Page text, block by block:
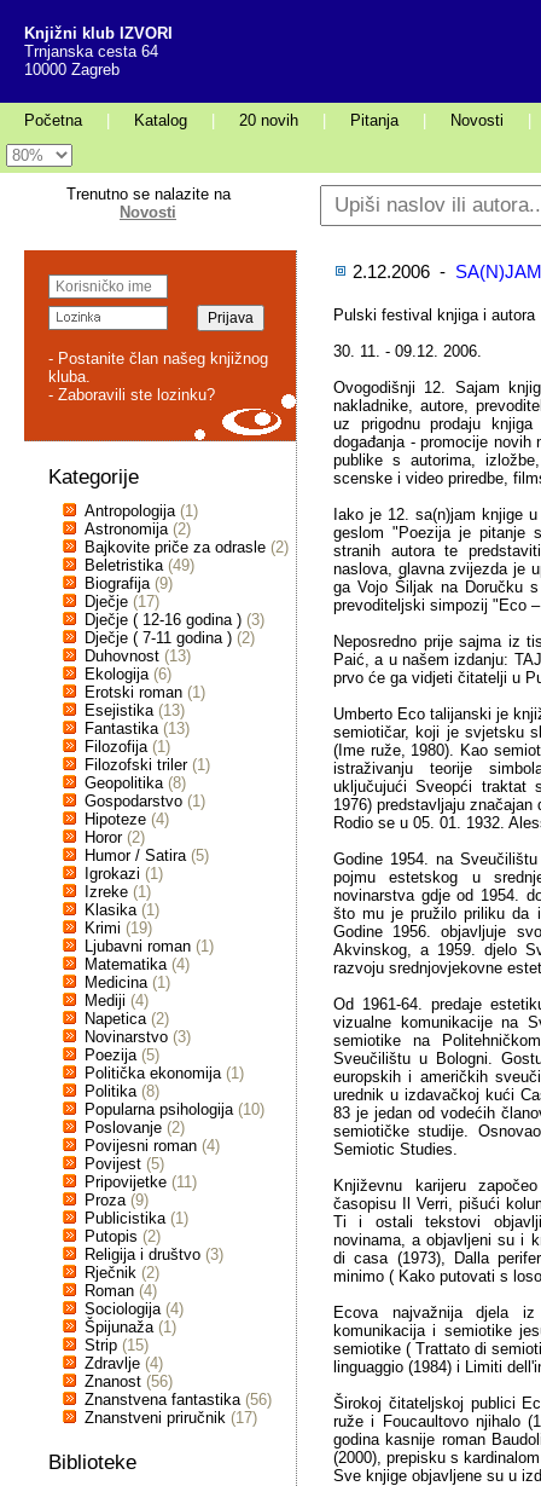
Knjižni klub IZVORI
Trnjanska cesta 64
10000 Zagreb
Početna Katalog 20 novih Pitanja Novosti
Trenutno se nalazite na
Novosti
- Postanite član našeg knjižnog
kluba.
- Zaboravili ste lozinku?
Kategorije
Antropologija (1)
Astronomija (2)
Bajkovite priče za odrasle (2)
Beletristika (49)
Biografija (9)
Dječje (17)
Dječje ( 12-16 godina ) (3)
Dječje ( 7-11 godina ) (2)
Duhovnost (13)
Ekologija (6)
Erotski roman (1)
Esejistika (13)
Fantastika (13)
Filozofija (1)
Filozofski triler (1)
Geopolitika (8)
Gospodarstvo (1)
Hipoteze (4)
Horor (2)
Humor / Satira (5)
Igrokazi (1)
Izreke (1)
Klasika (1)
Krimi (19)
Ljubavni roman (1)
Matematika (4)
Medicina (1)
Mediji (4)
Napetica (2)
Novinarstvo (3)
Poezija (5)
Politička ekonomija (1)
Politika (8)
Popularna psihologija (10)
Poslovanje (2)
Povijesni roman (4)
Povijest (5)
Pripovijetke (11)
Proza (9)
Publicistika (1)
Putopis (2)
Religija i društvo (3)
Rječnik (2)
Roman (4)
Sociologija (4)
Špijunaža (1)
Strip (15)
Zdravlje (4)
Znanost (56)
Znanstvena fantastika (56)
Znanstveni priručnik (17)
Biblioteke
2.12.2006 -
Pulski festival knjiga i autora
30. 11. - 09.12. 2006.
Ovogodišnji 12. Sajam
nakladnike, autore,
uz prigodnu prodaju
događanja - promocije novih
publike s autorima,
scenske i video priredbe,
Iako je 12. sa(n)jam knjige
geslom "Poezija je pitanje
stranih autora te
naslova, glavna zvijezda je
ga Vojo Šiljak na Doručku
prevoditeljski simpozij "Eco
Neposredno prije sajma iz
Paić, a u našem izdanju:
prvo će ga vidjeti čitatelji u
Umberto Eco talijanski je
semiotičar, koji je svjetsku
(Ime ruže, 1980). Kao
istraživanju teorije
uključujući Sveopći traktat
1976) predstavljaju
Rodio se u 05. 01. 1932.
Godine 1954. na
pojmu estetskog u
novinarstva gdje od 1954.
što mu je pružilo priliku da
Godine 1956. objavljuje
Akvinskog, a 1959. djelo
razvoju srednjovjekovne
Od 1961-64. predaje
vizualne komunikacije na
semiotike na
Sveučilištu u Bologni.
europskih i američkih
urednik u izdavačkoj kući
83 je jedan od vodećih
semiotičke studije.
Semiotic Studies.
Književnu karijeru
časopisu Il Verri, pišući
Ti i ostali tekstovi
novinama, a objavljeni su i
di casa (1973), Dalla
minimo ( Kako putovati s
Ecova najvažnija djela
komunikacija i semiotike
semiotike ( Trattato di
linguaggio (1984) i Limiti
Širokoj čitateljskoj publici
ruže i Foucaultovo njihalo
godina kasnije roman
(2000), prepisku s
Sve knjige objavljene su u